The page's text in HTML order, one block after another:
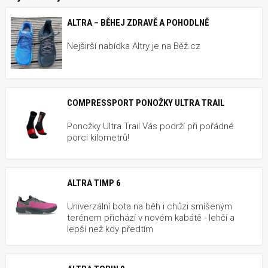
ALTRA – BĚHEJ ZDRAVĚ A POHODLNĚ
Nejširší nabídka Altry je na Běž.cz
COMPRESSPORT PONOŽKY ULTRA TRAIL
Ponožky Ultra Trail Vás podrží při pořádné
porci kilometrů!
ALTRA TIMP 6
Univerzální bota na běh i chůzi smíšeným
terénem přichází v novém kabátě - lehčí a
lepší než kdy předtím